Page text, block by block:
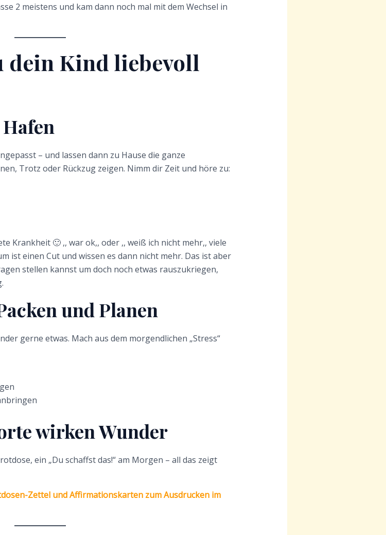
2 meistens und kam dann noch mal mit dem Wechsel in
dein Kind liebevoll
– und lassen dann zu Hause die ganze
Trotz oder Rückzug zeigen. Nimm dir Zeit und höre zu:
Krankheit 🙂 ,, war ok,, oder ,, weiß ich nicht mehr,, viele
ist einen Cut und wissen es dann nicht mehr. Das ist aber
stellen kannst um doch noch etwas rauszukriegen,
und Planen
gerne etwas. Mach aus dem morgendlichen „Stress“
wirken Wunder
ein „Du schaffst das!“ am Morgen – all das zeigt
Zettel und Affirmationskarten zum Ausdrucken im